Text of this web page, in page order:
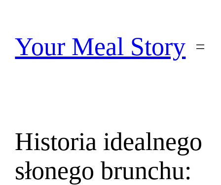
treściYour Meal Story
Historia idealnego
słonego brunchu: